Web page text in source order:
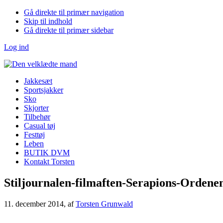
Gå direkte til primær navigation
Skip til indhold
Gå direkte til primær sidebar
Log ind
Jakkesæt
Sportsjakker
Sko
Skjorter
Tilbehør
Casual tøj
Festtøj
Leben
BUTIK DVM
Kontakt Torsten
Stiljournalen-filmaften-Serapions-
11. december 2014, afTorsten Grunwald